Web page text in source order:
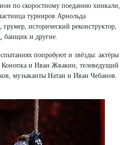
по скоростному поеданию хинкали,
турниров Арнольда
грумер, исторический реконструктор,
банщик и другие.
попробуют и звёзды: актёры
Конопка и Иван Жвакин, телеведущий
музыканты Натан и Иван Чебанов.